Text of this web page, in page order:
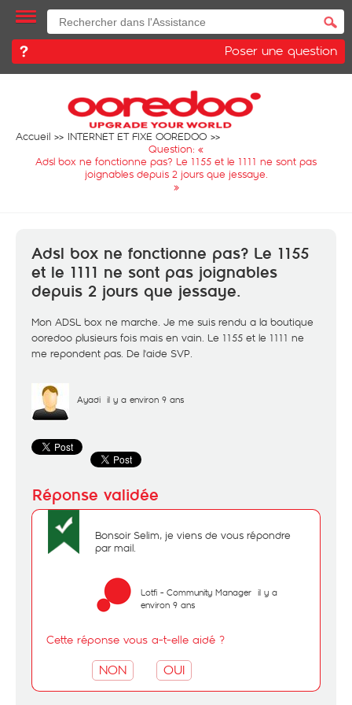
Poser une question
Accueil
INTERNET ET FIXE OOREDOO
Question: «
Adsl box ne fonctionne pas? Le 1155 et le 1111 ne sont pas
joignables depuis 2 jours que jessaye.
»
Adsl box ne fonctionne pas? Le 1155
et le 1111 ne sont pas joignables
depuis 2 jours que jessaye.
Mon ADSL box ne marche. Je me suis rendu a la boutique
ooredoo plusieurs fois mais en vain. Le 1155 et le 1111 ne
me repondent pas. De l'aide SVP.
Ayadi il y a environ 9 ans
Bonsoir Selim, je viens de vous répondre
par mail.
Lotfi - Community Manager il y a
environ 9 ans
Cette réponse vous a-t-elle aidé ?
NON OUI